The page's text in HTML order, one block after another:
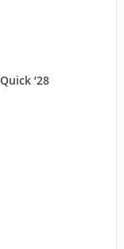
’28